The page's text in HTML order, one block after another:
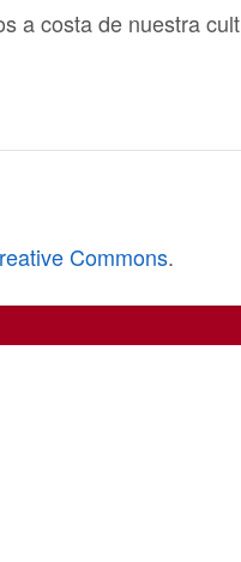
a costa de nuestra
Commons.